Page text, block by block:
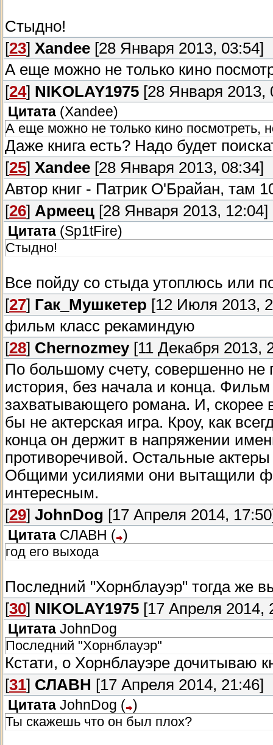
Стыдно!
[23] Xandee [28 Января 2013, 03:54]
А еще можно не только кино
[24] NIKOLAY1975 [28 Января 2013,
Цитата (Xandee)
А еще можно не только кино посмотреть,
Даже книга есть? Надо будет
[25] Xandee [28 Января 2013, 08:34]
Автор книг - Патрик О'Брайан, там
[26] Армеец [28 Января 2013, 12:04]
Цитата (Sp1tFire)
Стыдно!
Все пойду со стыда утоплюсь или
[27] Гак_Мушкетер [12 Июля 2013,
фильм класс рекаминдую
[28] Chernozmey[11 Декабря 2013,
По большому счету, совершенно
история, без начала и конца.
захватывающего романа. И,
бы не актерская игра. Кроу, как
конца он держит в напряжении
противоречивой. Остальные
Общими усилиями они вытащили
интересным.
[29] JohnDog [17 Апреля 2014,
Цитата СЛАВН ( )
год его выхода
Последний "Хорнблауэр" тогда же
[30] NIKOLAY1975 [17 Апреля 2014,
Цитата JоhnDоg
Последний "Хорнблауэр"
Кстати, о Хорнблауэре дочитываю
[31] СЛАВН [17 Апреля 2014, 21:46]
Цитата JohnDog ( )
Ты скажешь что он был плох?